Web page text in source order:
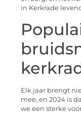
in Kerkrade
Elk jaar brengt
mee, en 2024 is
we een sterke